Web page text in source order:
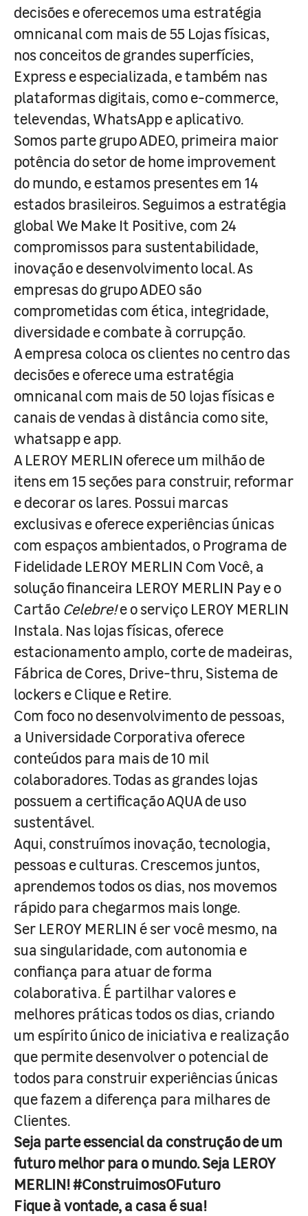
decisões e oferecemos uma estratégia
omnicanal com mais de 55 Lojas físicas,
nos conceitos de grandes superfícies,
Express e especializada, e também nas
plataformas digitais, como e-commerce,
televendas, WhatsApp e aplicativo.
Somos parte grupo ADEO, primeira maior
potência do setor de home improvement
do mundo, e estamos presentes em 14
estados brasileiros. Seguimos a estratégia
global We Make It Positive, com 24
compromissos para sustentabilidade,
inovação e desenvolvimento local. As
empresas do grupo ADEO são
comprometidas com ética, integridade,
diversidade e combate à corrupção.
A empresa coloca os clientes no centro das
decisões e oferece uma estratégia
omnicanal com mais de 50 lojas físicas e
canais de vendas à distância como site,
whatsapp e app.
A LEROY MERLIN oferece um milhão de
itens em 15 seções para construir, reformar
e decorar os lares. Possui marcas
exclusivas e oferece experiências únicas
com espaços ambientados, o Programa de
Fidelidade LEROY MERLIN Com Você, a
solução financeira LEROY MERLIN Pay e o
Cartão Celebre!e o serviço LEROY MERLIN
Instala. Nas lojas físicas, oferece
estacionamento amplo, corte de madeiras,
Fábrica de Cores, Drive-thru, Sistema de
lockers e Clique e Retire.
Com foco no desenvolvimento de pessoas,
a Universidade Corporativa oferece
conteúdos para mais de 10 mil
colaboradores. Todas as grandes lojas
possuem a certificação AQUA de uso
sustentável.
Aqui, construímos inovação, tecnologia,
pessoas e culturas. Crescemos juntos,
aprendemos todos os dias, nos movemos
rápido para chegarmos mais longe.
Ser LEROY MERLIN é ser você mesmo, na
sua singularidade, com autonomia e
confiança para atuar de forma
colaborativa. É partilhar valores e
melhores práticas todos os dias, criando
um espírito único de iniciativa e realização
que permite desenvolver o potencial de
todos para construir experiências únicas
que fazem a diferença para milhares de
Clientes.
Seja parte essencial da construção de um
futuro melhor para o mundo. Seja LEROY
MERLIN! #ConstruimosOFuturo
Fique à vontade, a casa é sua!